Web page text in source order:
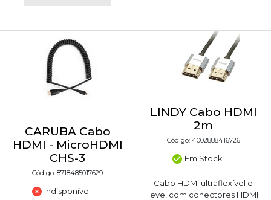
CARUBA Cabo
HDMI - MicroHDMI
CHS-3
Código: 8718485017629
Indisponível
LINDY Cabo HDMI
2m
Código: 4002888416726
Em Stock
Cabo HDMI ultraflexível e
leve, com conectores HDMI